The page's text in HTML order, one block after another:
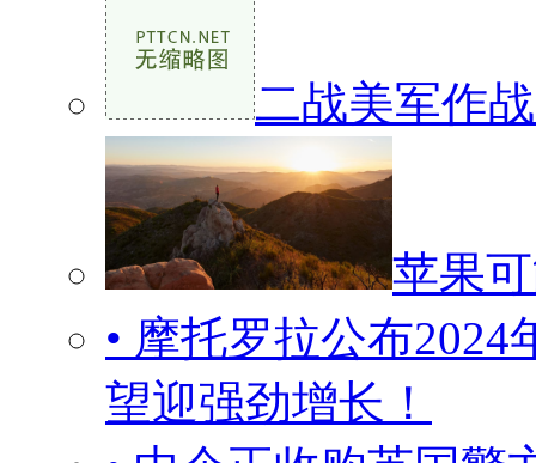
二战美军作
苹果
• 摩托罗拉公布
望迎强劲增长！